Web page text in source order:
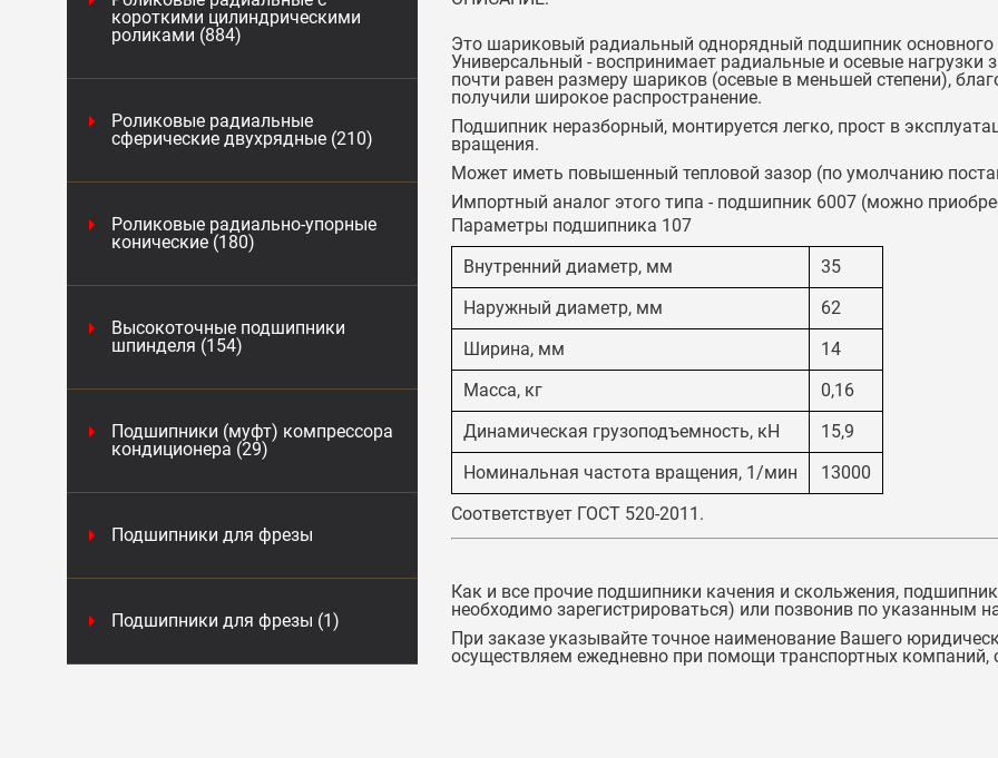
короткими цилиндрическими
роликами (884)
Роликовые радиальные
сферические двухрядные (210)
Роликовые радиально-упорные
конические (180)
Высокоточные подшипники
шпинделя (154)
Подшипники (муфт) компрессора
кондиционера (29)
Подшипники для фрезы
Подшипники для фрезы (1)
Это шариковый радиальный однорядный подшипник основного
Универсальный - воспринимает радиальные и осевые нагрузки
почти равен размеру шариков (осевые в меньшей степени),
получили широкое распространение.
Подшипник неразборный, монтируется легко, прост в
вращения.
Может иметь повышенный тепловой зазор (по умолчанию
Импортный аналог этого типа - подшипник 6007 (можно
Параметры подшипника 107
Внутренний диаметр, мм
35
Наружный диаметр, мм
62
Ширина, мм
14
Масса, кг
0,16
Динамическая грузоподъемность, кН
15,9
Номинальная частота вращения, 1/мин
13000
Соответствует ГОСТ 520-2011.
Как и все прочие подшипники качения и скольжения,
необходимо зарегистрироваться) или позвонив по указанным
При заказе указывайте точное наименование Вашего
осуществляем ежедневно при помощи транспортных компаний,